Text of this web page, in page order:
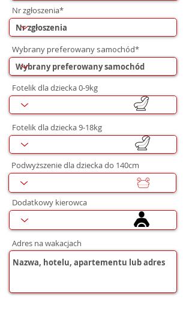
Nr zgłoszenia*
Wybrany preferowany samochód*
Fotelik dla dziecka 0-9kg
Fotelik dla dziecka 9-18kg
Podwyższenie dla dziecka do 140cm
Dodatkowy kierowca
Adres na wakacjach